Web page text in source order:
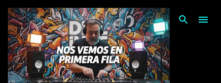
Ir al contenido principal